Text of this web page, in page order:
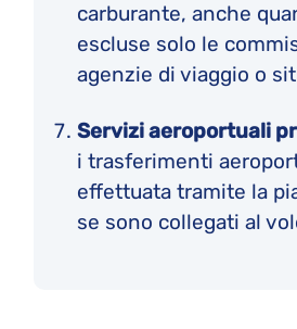
carburante, anche
escluse solo le
agenzie di viaggio o
Servizi aeroportuali
i trasferimenti
effettuata tramite la
se sono collegati al